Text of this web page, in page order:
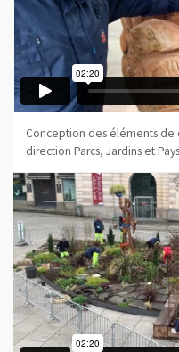
Conception des éléments de
direction Parcs, Jardins et